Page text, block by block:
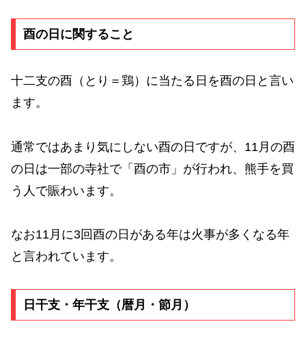
酉の日に関すること
十二支の酉（とり＝鶏）に当たる日を酉の日と言い
ます。
通常ではあまり気にしない酉の日ですが、11月の酉
の日は一部の寺社で「酉の市」が行われ、熊手を買
う人で賑わいます。
なお11月に3回酉の日がある年は火事が多くなる年
と言われています。
日干支・年干支（暦月・節月）